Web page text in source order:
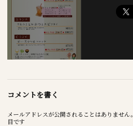
コメントを書く
メールアドレスが公開されることはありません。
目です